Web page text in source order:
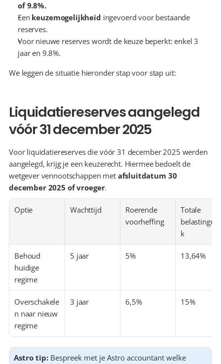
of 9.8%.
Een keuzemogelijkheid ingevoerd voor bestaande
reserves.
Voor nieuwe reserves wordt de keuze beperkt: enkel 3
jaar en 9.8%.
We leggen de situatie hieronder stap voor stap uit:
Liquidatiereserves aangelegd
vóór 31 december 2025
Voor liquidatiereserves die vóór 31 december 2025 werden
aangelegd, krijg je een keuzerecht. Hiermee bedoelt de
wetgever vennootschappen met afsluitdatum 30
december 2025 of vroeger.
Optie Wachttijd
Roerende
voorheffing
Totale
k
Behoud
huidige
regime
5 jaar 5% 13,64%
Overschakele
n naar nieuw
regime
3 jaar 6,5% 15%
Astro tip: Bespreek met je Astro accountant welke